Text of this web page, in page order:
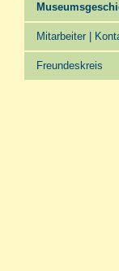
Mitarbeiter |
Freundeskreis